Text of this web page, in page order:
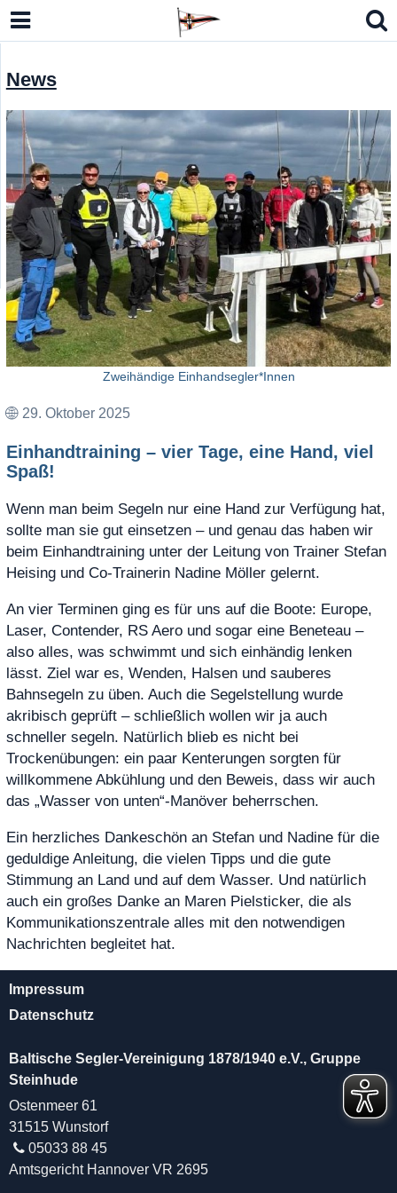
Kielzugvogel (LM-N)
Open Sharpie, Eintagsfliege 15er JK
7 / RS Aero 6
Masters Europe 2026
News
Zweihändige Einhandsegler*Innen
29. Oktober 2025
Einhandtraining – vier Tage, eine Hand, viel
Spaß!
Wenn man beim Segeln nur eine Hand zur Verfügung hat,
sollte man sie gut einsetzen – und genau das haben wir
beim Einhandtraining unter der Leitung von Trainer Stefan
Heising und Co-Trainerin Nadine Möller gelernt.
An vier Terminen ging es für uns auf die Boote: Europe,
Laser, Contender, RS Aero und sogar eine Beneteau –
also alles, was schwimmt und sich einhändig lenken
lässt. Ziel war es, Wenden, Halsen und sauberes
Bahnsegeln zu üben. Auch die Segelstellung wurde
akribisch geprüft – schließlich wollen wir ja auch
schneller segeln. Natürlich blieb es nicht bei
Trockenübungen: ein paar Kenterungen sorgten für
willkommene Abkühlung und den Beweis, dass wir auch
das „Wasser von unten“-Manöver beherrschen.
Ein herzliches Dankeschön an Stefan und Nadine für die
geduldige Anleitung, die vielen Tipps und die gute
Stimmung an Land und auf dem Wasser. Und natürlich
auch ein großes Danke an Maren Pielsticker, die als
Kommunikationszentrale alles mit den notwendigen
Nachrichten begleitet hat.
Impressum
Datenschutz
Baltische Segler-Vereinigung 1878/1940 e.V., Gruppe
Steinhude
Ostenmeer 61
31515 Wunstorf
05033 88 45
Amtsgericht Hannover VR 2695